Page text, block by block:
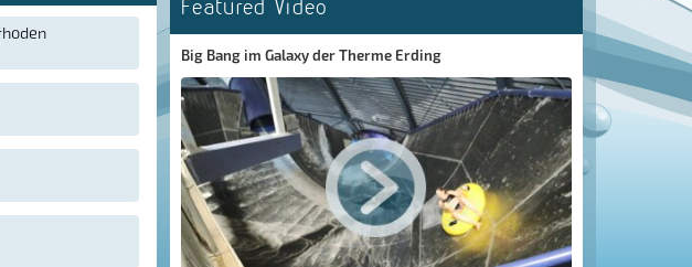
Featured Video
Big Bang im Galaxy der Therme Erding